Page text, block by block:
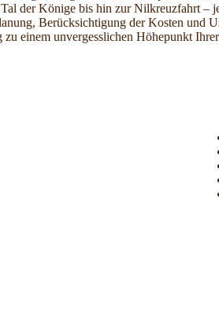
der Könige bis hin zur Nilkreuzfahrt –
Berücksichtigung der Kosten und
einem unvergesslichen Höhepunkt